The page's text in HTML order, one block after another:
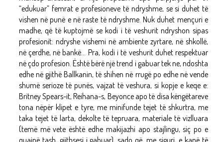
“edukuar” femrat e profesioneve të ndryshme, se si duhet të
vishen në punë e në raste të ndryshme. Nuk duhet mençuri e
madhe, që të kuptojmë se kodi i të veshurit ndryshon sipas
profesionit: ndryshe vishemi në ambiente zyrtare, në shkollë,
në çerdhe, në bankë... Pra, kodi i të veshurit duhet respektuar
në çdo profesion. Është bërë një trend i gabuar tek ne, ndoshta
edhe në gjithë Ballkanin, të shihen në rrugë po edhe në vende
shumë serioze të punës, vajzat të veshura, si kopje e keqe e:
Britney Spears-it, Reihana-s, Beyonce apo të disa këngëtareve
tona nëpër klipet e tyre, me minifunde tejet të shkurtra, me
taka tejet të larta, dekolte të tepruara, materiale të vizlluara
(temë më vete është edhe makijazhi apo stajlingu, siç po e
quajnë tash, gjithsesi i gabuar), sado që, me siguri, e kanë të